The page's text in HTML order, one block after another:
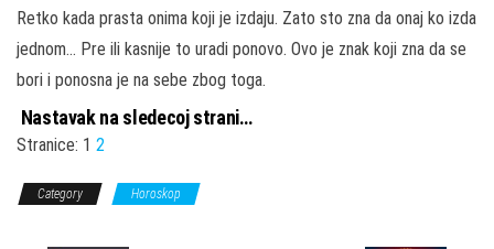
Retko kada prasta onima koji je izdaju. Zato sto zna da onaj ko izda
jednom… Pre ili kasnije to uradi ponovo. Ovo je znak koji zna da se
bori i ponosna je na sebe zbog toga.
Nastavak na sledecoj strani…
Stranice: 1 2
Category Horoskop